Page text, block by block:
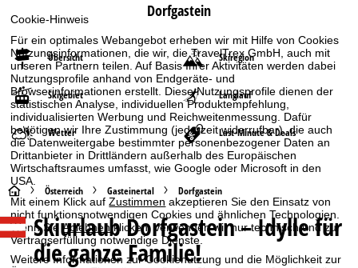
Cookie-Hinweis
Für ein optimales Webangebot erheben wir mit Hilfe von Cookies
Nutzungsinformationen, die wir, die TravelTrex GmbH, auch mit
unseren Partnern teilen. Auf Basis Ihrer Aktivitäten werden dabei
Nutzungsprofile anhand von Endgeräte- und
Browserinformationen erstellt. Diese Nutzungsprofile dienen der
statistischen Analyse, individuellen Produktempfehlung,
individualisierten Werbung und Reichweitenmessung. Dafür
benötigen wir Ihre Zustimmung (jederzeit widerrufbar), die auch
die Datenweitergabe bestimmter personenbezogener Daten an
Drittanbieter in Drittländern außerhalb des Europäischen
Wirtschaftsraumes umfasst, wie Google oder Microsoft in den
USA.
Mit einem Klick aufZustimmen akzeptieren Sie den Einsatz von
nicht funktionsnotwendigen Cookies und ähnlichen Technologien.
Wenn SieAblehnen klicken, verwenden wir nur technisch und zur
Vertragserfüllung notwendige Dienste.
Weitere Informationen zur Cookienutzung und die Möglichkeit zur
Dorfgastein
Übersicht Skiregion
Skigebiet Langlauf
Wetter Last-Minute & Deals
S
t
a
Österreich Gasteinertal Dorfgastein
SkiurlaubDorfgastein – Idylle für
die ganze Familie!